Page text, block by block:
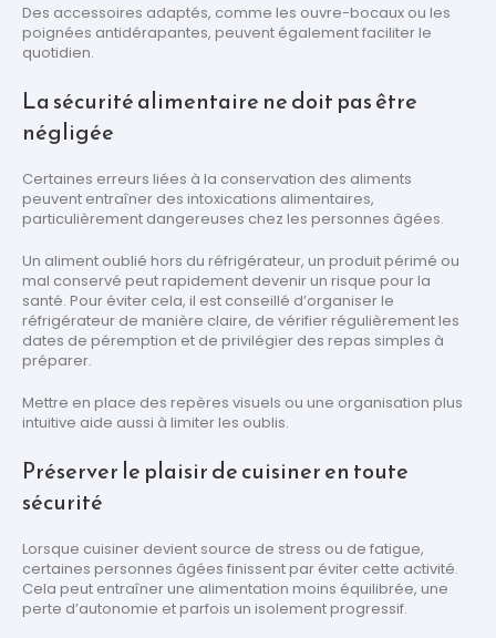
Des accessoires adaptés, comme les ouvre-bocaux ou les
poignées antidérapantes, peuvent également faciliter le
quotidien.
La sécurité alimentaire ne doit pas être
négligée
Certaines erreurs liées à la conservation des aliments
peuvent entraîner des intoxications alimentaires,
particulièrement dangereuses chez les personnes âgées.
Un aliment oublié hors du réfrigérateur, un produit périmé ou
mal conservé peut rapidement devenir un risque pour la
santé. Pour éviter cela, il est conseillé d’organiser le
réfrigérateur de manière claire, de vérifier régulièrement les
dates de péremption et de privilégier des repas simples à
préparer.
Mettre en place des repères visuels ou une organisation plus
intuitive aide aussi à limiter les oublis.
Préserver le plaisir de cuisiner en toute
sécurité
Lorsque cuisiner devient source de stress ou de fatigue,
certaines personnes âgées finissent par éviter cette activité.
Cela peut entraîner une alimentation moins équilibrée, une
perte d’autonomie et parfois un isolement progressif.